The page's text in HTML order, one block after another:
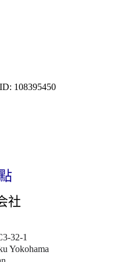
108395450
社
32-1
Yokohama